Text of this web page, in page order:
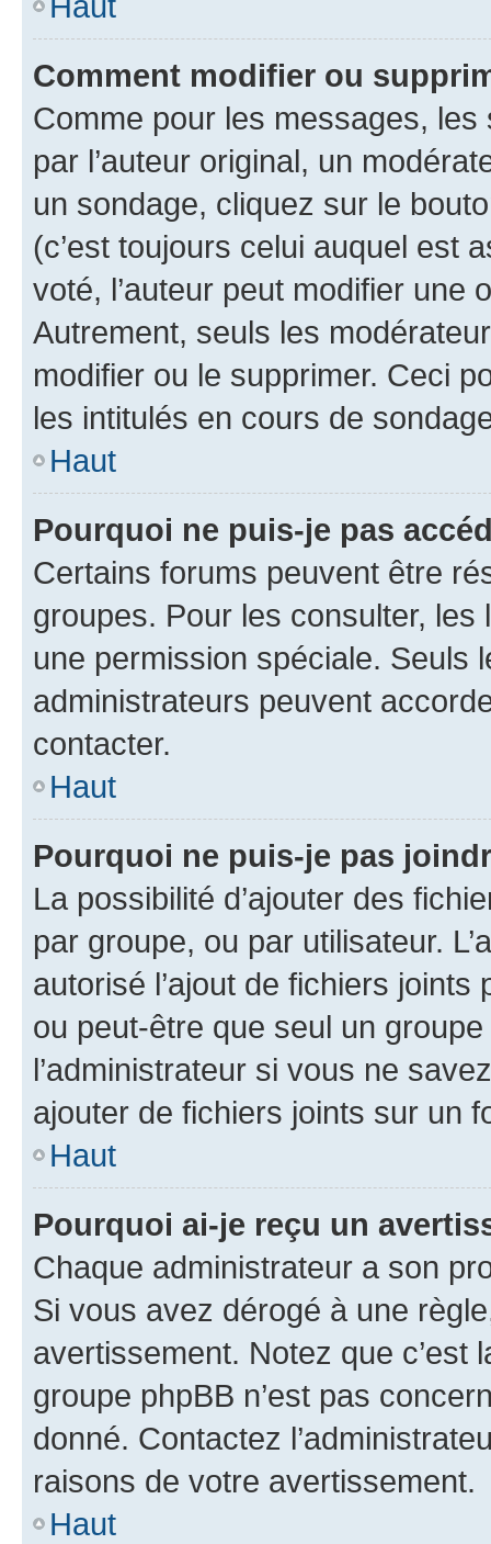
Comment modifier ou
Comme pour les messages,
par l’auteur original, un
un sondage, cliquez sur le
(c’est toujours celui auquel est
voté, l’auteur peut modifier une
Autrement, seuls les
modifier ou le supprimer. Ceci
les intitulés en cours de
Haut
Pourquoi ne puis-je pas
Certains forums peuvent être
groupes. Pour les consulter,
une permission spéciale. Seuls
administrateurs peuvent
contacter.
Haut
Pourquoi ne puis-je pas
La possibilité d’ajouter des
par groupe, ou par utilisateur.
autorisé l’ajout de fichiers
ou peut-être que seul un
l’administrateur si vous ne
ajouter de fichiers joints sur un
Haut
Pourquoi ai-je reçu un
Chaque administrateur a son
Si vous avez dérogé à une
avertissement. Notez que c’est
groupe phpBB n’est pas
donné. Contactez
raisons de votre avertissement.
Haut